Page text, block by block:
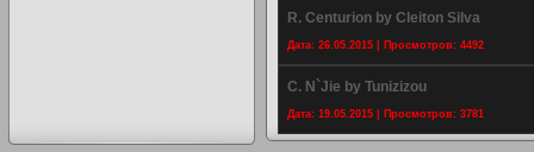
R. Centurion by Cleiton Silva
Дата: 26.05.2015 | Просмотров: 4492
C. N`Jie by Tunizizou
Дата: 19.05.2015 | Просмотров: 3781